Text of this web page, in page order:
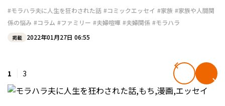
#モラハラ夫に人生を狂わされた話 #コミックエッセイ #家族 #家族や人間関
係の悩み #コラム #ファミリー #夫婦喧嘩 #夫婦関係 #モラハラ
掲載 2022年01月27日 06:55
1 3